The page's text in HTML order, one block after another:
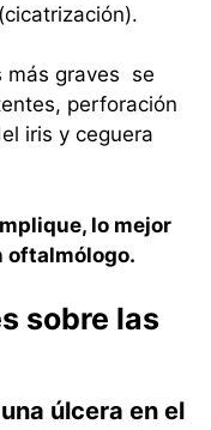
más graves se
perforación
iris y ceguera
lo mejor
oftalmólogo.
sobre las
úlcera en el